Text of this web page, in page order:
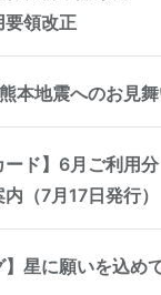
要領改正
本地震へのお見
ード】6月ご利用
（7月17日発行）
】星に願いを込め